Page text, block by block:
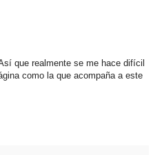
que realmente se me hace difícil
como la que acompaña a este